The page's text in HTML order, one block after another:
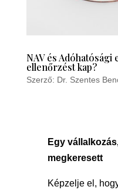
NAV és Adóhatósági
ellenőrzést kap?
Szerző: Dr. Szentes
Egy
megkeresett
Képzelje el,